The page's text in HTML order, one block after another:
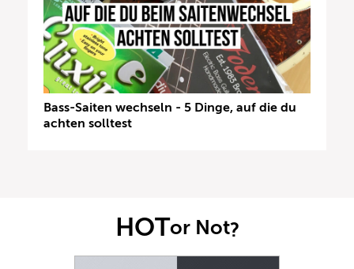
Bass-Saiten wechseln - 5 Dinge, auf die du
achten solltest
HOTor Not?